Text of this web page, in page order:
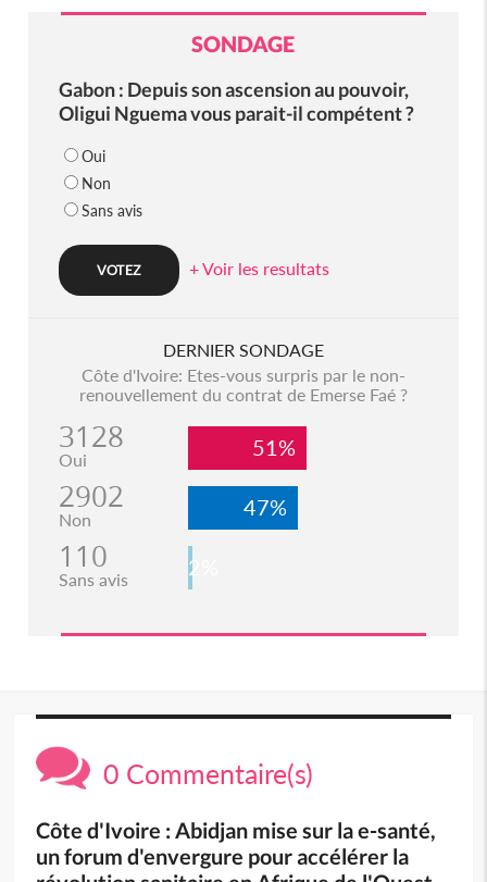
SONDAGE
Gabon : Depuis son ascension au pouvoir,
Oligui Nguema vous parait-il compétent ?
Oui
Non
Sans avis
+ Voir les resultats
DERNIER SONDAGE
Côte d'Ivoire: Etes-vous surpris par le non-
renouvellement du contrat de Emerse Faé ?
3128
Oui 51%
2902
Non 47%
110
Sans avis 2%
0 Commentaire(s)
Côte d'Ivoire : Abidjan mise sur la e-santé,
un forum d'envergure pour accélérer la